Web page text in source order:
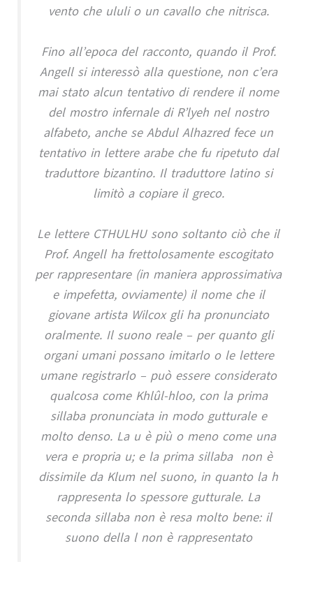
vento che ululi o un cavallo che nitrisca.
Fino all’epoca del racconto, quando il Prof.
Angell si interessò alla questione, non c’era
mai stato alcun tentativo di rendere il nome
del mostro infernale di R’lyeh nel nostro
alfabeto, anche se Abdul Alhazred fece un
tentativo in lettere arabe che fu ripetuto dal
traduttore bizantino. Il traduttore latino si
limitò a copiare il greco.
Le lettere CTHULHU sono soltanto ciò che il
Prof. Angell ha frettolosamente escogitato
per rappresentare (in maniera approssimativa
e impefetta, ovviamente) il nome che il
giovane artista Wilcox gli ha pronunciato
oralmente. Il suono reale – per quanto gli
organi umani possano imitarlo o le lettere
umane registrarlo – può essere considerato
qualcosa come Khlûl-hloo, con la prima
sillaba pronunciata in modo gutturale e
molto denso. La u è più o meno come una
vera e propria u; e la prima sillaba non è
dissimile da Klum nel suono, in quanto la h
rappresenta lo spessore gutturale. La
seconda sillaba non è resa molto bene: il
suono della l non è rappresentato